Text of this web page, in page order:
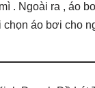
. Ngoài ra , áo
chọn áo bơi cho